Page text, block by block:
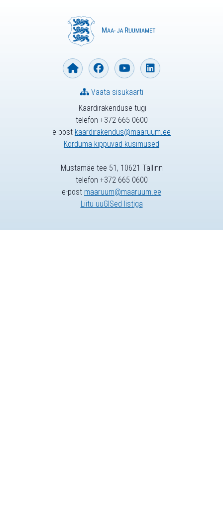
Kaardirakenduse tugi
telefon +372 665 0600
e-post kaardirakendus@maaruum.ee
Korduma kippuvad küsimused
Vaata sisukaarti
Mustamäe tee 51, 10621 Tallinn
telefon +372 665 0600
e-post maaruum@maaruum.ee
Liitu uuGISed listiga